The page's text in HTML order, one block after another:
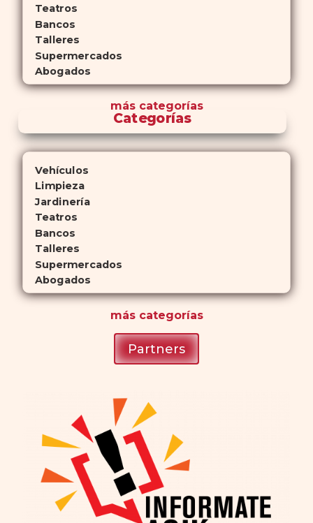
Teatros
Bancos
Talleres
Supermercados
Abogados
máscategorías
Categorías
Vehículos
Limpieza
Jardinería
Teatros
Bancos
Talleres
Supermercados
Abogados
máscategorías
Partners